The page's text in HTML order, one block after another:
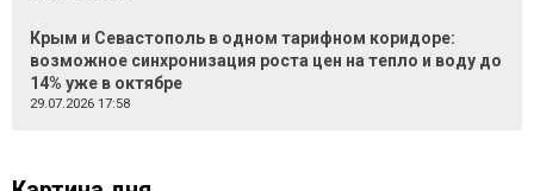
Крым и Севастополь в одном тарифном коридоре:
возможное синхронизация роста цен на тепло и воду до
14% уже в октябре
29.07.2026 17:58